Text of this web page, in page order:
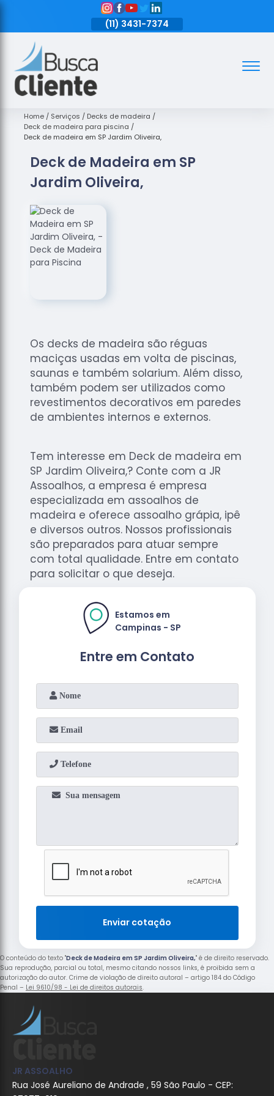
(11) 3431-7374
Assoalhos
de Madeira
Decks de
Empresas
de
de Madeira
Loja de
Assoalhos
Raspagem
Raspagem
de Tacos
de
Madeiras
Raspagens
de Pisos
Madeiras
Home Serviços
Decks de madeira
Deck de madeira para piscina
Deck de madeira em SP Jardim Oliveira,
Deck de Madeira em SP
Jardim Oliveira,
Os decks de madeira são réguas
maciças usadas em volta de piscinas,
saunas e também solarium. Além disso,
também podem ser utilizados como
revestimentos decorativos em paredes
de ambientes internos e externos.
Tem interesse em Deck de madeira em
SP Jardim Oliveira,? Conte com a JR
Assoalhos, a empresa é empresa
especializada em assoalhos de
madeira e oferece assoalho grápia, ipê
e diversos outros. Nossos profissionais
são preparados para atuar sempre
com total qualidade. Entre em contato
para solicitar o que deseja.
Entre em Contato
Estamos em
Campinas - SP
Enviar cotação
O conteúdo do texto "Deck de Madeira em SP Jardim Oliveira," é de direito reservado.
Sua reprodução, parcial ou total, mesmo citando nossos links, é proibida sem a
autorização do autor. Crime de violação de direito autoral – artigo 184 do Código
Penal – Lei 9610/98 - Lei de direitos autorais.
JR ASSOALHO
Rua José Aureliano de Andrade , 59 São Paulo - CEP: